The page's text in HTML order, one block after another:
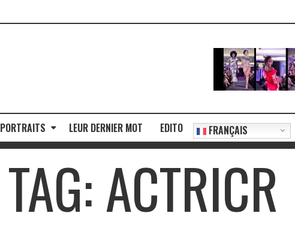
PORTRAITS LEUR DERNIER MOT EDITO FRANÇAIS
TAG: ACTRICR